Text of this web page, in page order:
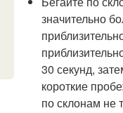
значительно
30 секунд,
короткие
по склонам не